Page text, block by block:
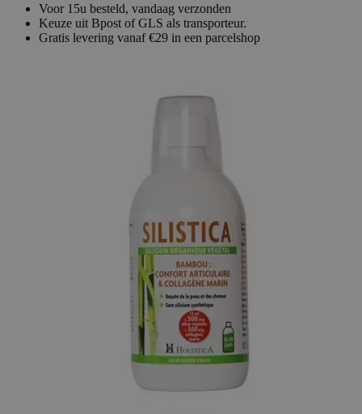
Voor 15u besteld, vandaag verzonden
Keuze uit Bpost of GLS als transporteur.
Gratis levering vanaf €29 in een parcelshop